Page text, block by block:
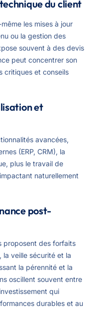
du client
les mises à jour
ou la gestion des
souvent à des devis
peut concentrer son
critiques et conseils
et
avancées,
(ERP, CRM), la
plus le travail de
naturellement
post-
proposent des forfaits
la veille sécurité et la
la pérennité et la
oscillent souvent entre
qui
durables et au